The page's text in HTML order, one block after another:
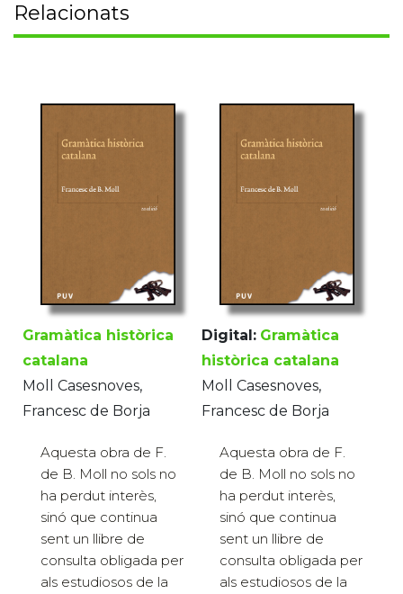
Relacionats
Gramàtica històrica
catalana
Moll Casesnoves,
Francesc de Borja
Aquesta obra de F.
de B. Moll no sols no
ha perdut interès,
sinó que continua
sent un llibre de
consulta obligada per
als estudiosos de la
Digital: Gramàtica
històrica catalana
Moll Casesnoves,
Francesc de Borja
Aquesta obra de F.
de B. Moll no sols no
ha perdut interès,
sinó que continua
sent un llibre de
consulta obligada per
als estudiosos de la